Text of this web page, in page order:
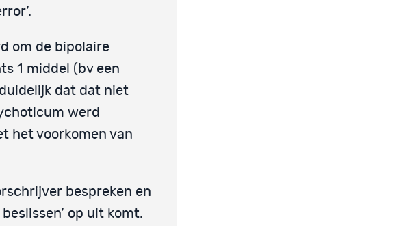
om de bipolaire
1 middel (bv een
dat dat niet
werd
het voorkomen van
bespreken en
op uit komt.